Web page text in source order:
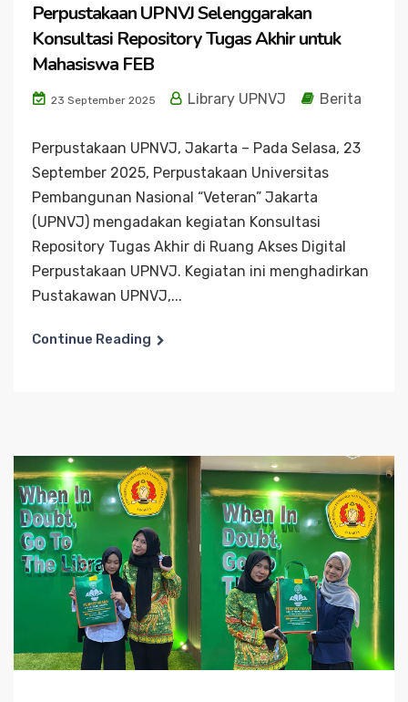
Perpustakaan UPNVJ Selenggarakan
Konsultasi Repository Tugas Akhir untuk
Mahasiswa FEB
23 September 2025 Library UPNVJ Berita
Perpustakaan UPNVJ, Jakarta – Pada Selasa, 23
September 2025, Perpustakaan Universitas
Pembangunan Nasional “Veteran” Jakarta
(UPNVJ) mengadakan kegiatan Konsultasi
Repository Tugas Akhir di Ruang Akses Digital
Perpustakaan UPNVJ. Kegiatan ini menghadirkan
Pustakawan UPNVJ,...
Continue Reading